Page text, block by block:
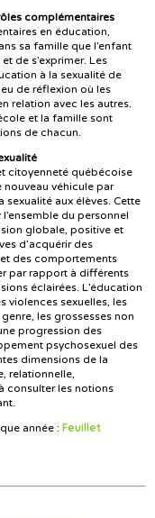
complémentaires
en éducation,
sa famille que l’enfant
de s’exprimer. Les
à la sexualité de
de réflexion où les
relation avec les autres.
et la famille sont
de chacun.
citoyenneté québécoise
nouveau véhicule par
aux élèves. Cette
du personnel
globale, positive et
d’acquérir des
des comportements
par rapport à différents
éclairées. L’éducation
violences sexuelles, les
les grossesses non
progression des
psychosexuel des
dimensions de la
relationnelle,
consulter les notions
année : Feuillet